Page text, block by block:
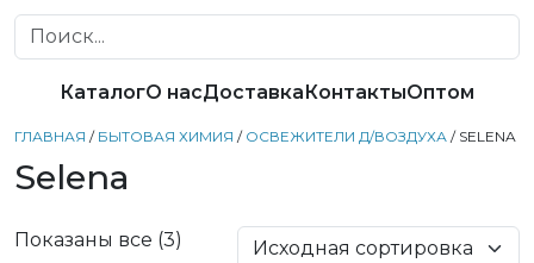
КаталогО насДоставкаКонтактыОптом
ГЛАВНАЯ / БЫТОВАЯ ХИМИЯ / ОСВЕЖИТЕЛИ Д/ВОЗДУХА / SELENA
Selena
Показаны все (3)